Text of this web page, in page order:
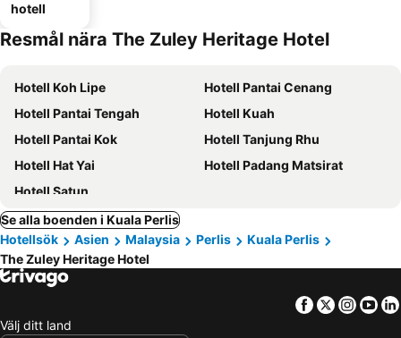
hotell
Resmål nära The Zuley Heritage Hotel
Hotell Koh Lipe
Hotell Pantai Cenang
Hotell Pantai Tengah
Hotell Kuah
Hotell Pantai Kok
Hotell Tanjung Rhu
Hotell Hat Yai
Hotell Padang Matsirat
Hotell Satun
Se alla boenden i Kuala Perlis
Hotellsök
Asien Malaysia Perlis
Kuala Perlis
The Zuley Heritage Hotel
Facebook
Twitter
Välj ditt land